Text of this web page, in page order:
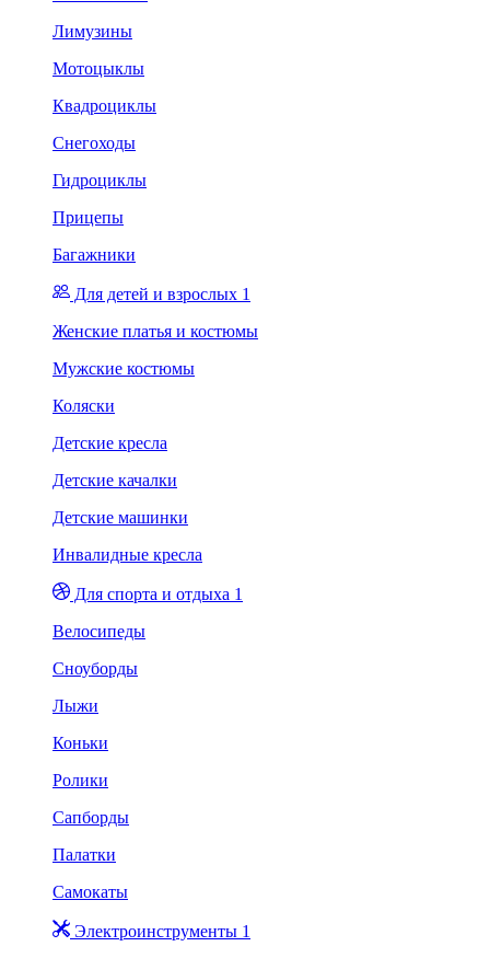
Лимузины
Мотоцыклы
Квадроциклы
Снегоходы
Гидроциклы
Прицепы
Багажники
Для детей и взрослых 1
Женские платья и костюмы
Мужские костюмы
Коляски
Детские кресла
Детские качалки
Детские машинки
Инвалидные кресла
Для спорта и отдыха 1
Велосипеды
Сноуборды
Лыжи
Коньки
Ролики
Сапборды
Палатки
Самокаты
Электроинструменты 1